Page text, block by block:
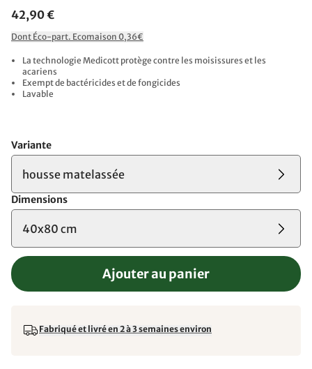
42,90 €
Dont Éco-part. Ecomaison 0,36€
La technologie Medicott protège contre les moisissures et les
acariens
Exempt de bactéricides et de fongicides
Lavable
Variante
housse matelassée
Dimensions
40x80 cm
Ajouter au panier
Fabriqué et livré en 2 à 3 semaines environ